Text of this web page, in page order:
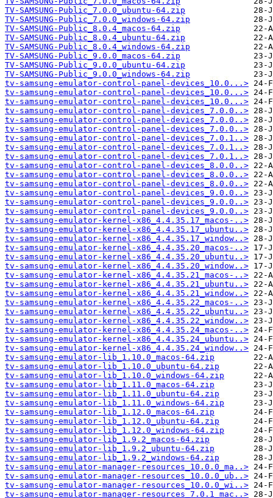
TV-SAMSUNG-Public_7.0.0_ubuntu-64.zip
TV-SAMSUNG-Public_7.0.0_windows-64.zip
TV-SAMSUNG-Public_8.0.4_macos-64.zip
TV-SAMSUNG-Public_8.0.4_ubuntu-64.zip
TV-SAMSUNG-Public_8.0.4_windows-64.zip
TV-SAMSUNG-Public_9.0.0_macos-64.zip
TV-SAMSUNG-Public_9.0.0_ubuntu-64.zip
TV-SAMSUNG-Public_9.0.0_windows-64.zip
tv-samsung-emulator-control-panel-devices_10.0...>
tv-samsung-emulator-control-panel-devices_10.0...>
tv-samsung-emulator-control-panel-devices_10.0...>
tv-samsung-emulator-control-panel-devices_7.0.0..>
tv-samsung-emulator-control-panel-devices_7.0.0..>
tv-samsung-emulator-control-panel-devices_7.0.0..>
tv-samsung-emulator-control-panel-devices_7.0.1..>
tv-samsung-emulator-control-panel-devices_7.0.1..>
tv-samsung-emulator-control-panel-devices_7.0.1..>
tv-samsung-emulator-control-panel-devices_8.0.0..>
tv-samsung-emulator-control-panel-devices_8.0.0..>
tv-samsung-emulator-control-panel-devices_8.0.0..>
tv-samsung-emulator-control-panel-devices_9.0.0..>
tv-samsung-emulator-control-panel-devices_9.0.0..>
tv-samsung-emulator-control-panel-devices_9.0.0..>
tv-samsung-emulator-kernel-x86_4.4.35.17_macos-..>
tv-samsung-emulator-kernel-x86_4.4.35.17_ubuntu..>
tv-samsung-emulator-kernel-x86_4.4.35.17_window..>
tv-samsung-emulator-kernel-x86_4.4.35.20_macos-..>
tv-samsung-emulator-kernel-x86_4.4.35.20_ubuntu..>
tv-samsung-emulator-kernel-x86_4.4.35.20_window..>
tv-samsung-emulator-kernel-x86_4.4.35.21_macos-..>
tv-samsung-emulator-kernel-x86_4.4.35.21_ubuntu..>
tv-samsung-emulator-kernel-x86_4.4.35.21_window..>
tv-samsung-emulator-kernel-x86_4.4.35.22_macos-..>
tv-samsung-emulator-kernel-x86_4.4.35.22_ubuntu..>
tv-samsung-emulator-kernel-x86_4.4.35.22_window..>
tv-samsung-emulator-kernel-x86_4.4.35.24_macos-..>
tv-samsung-emulator-kernel-x86_4.4.35.24_ubuntu..>
tv-samsung-emulator-kernel-x86_4.4.35.24_window..>
tv-samsung-emulator-lib_1.10.0_macos-64.zip
tv-samsung-emulator-lib_1.10.0_ubuntu-64.zip
tv-samsung-emulator-lib_1.10.0_windows-64.zip
tv-samsung-emulator-lib_1.11.0_macos-64.zip
tv-samsung-emulator-lib_1.11.0_ubuntu-64.zip
tv-samsung-emulator-lib_1.11.0_windows-64.zip
tv-samsung-emulator-lib_1.12.0_macos-64.zip
tv-samsung-emulator-lib_1.12.0_ubuntu-64.zip
tv-samsung-emulator-lib_1.12.0_windows-64.zip
tv-samsung-emulator-lib_1.9.2_macos-64.zip
tv-samsung-emulator-lib_1.9.2_ubuntu-64.zip
tv-samsung-emulator-lib_1.9.2_windows-64.zip
tv-samsung-emulator-manager-resources_10.0.0_ma..>
tv-samsung-emulator-manager-resources_10.0.0_ub..>
tv-samsung-emulator-manager-resources_10.0.0_wi..>
tv-samsung-emulator-manager-resources_7.0.1_mac..>